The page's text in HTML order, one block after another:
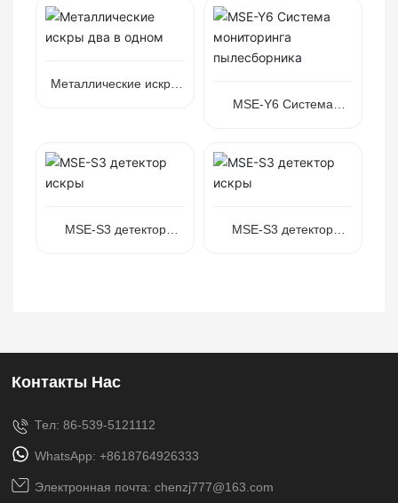
Металлические искры
MSE-Y6 Система
MSE-S3 детектор
MSE-S3 детектор
Контакты Нас
Тел: 86-539-5121112
WhatsApp: +8618764926333
Электронная почта: chenzj777@163.com